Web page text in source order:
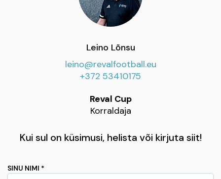
Leino Lõnsu
leino@revalfootball.eu
+372 53410175
Reval Cup
Korraldaja
Kui sul on küsimusi, helista või kirjuta siit!
SINU NIMI *